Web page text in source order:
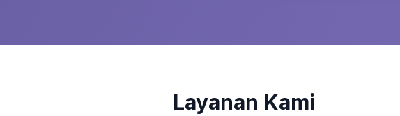
Layanan Kami